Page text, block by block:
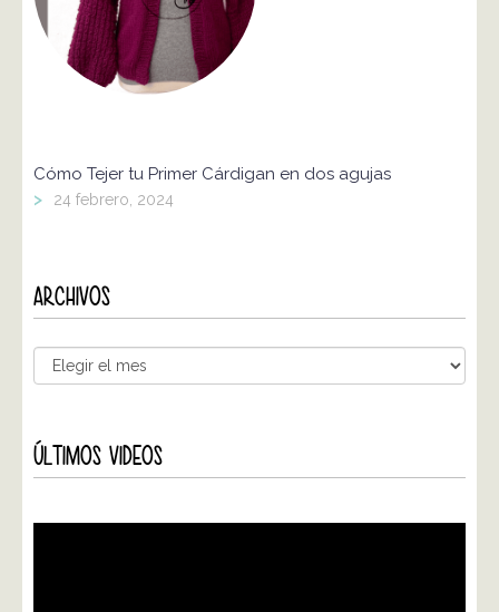
Cómo Tejer tu Primer Cárdigan en dos agujas
> 24 febrero, 2024
ARCHIVOS
ÚLTIMOS VIDEOS